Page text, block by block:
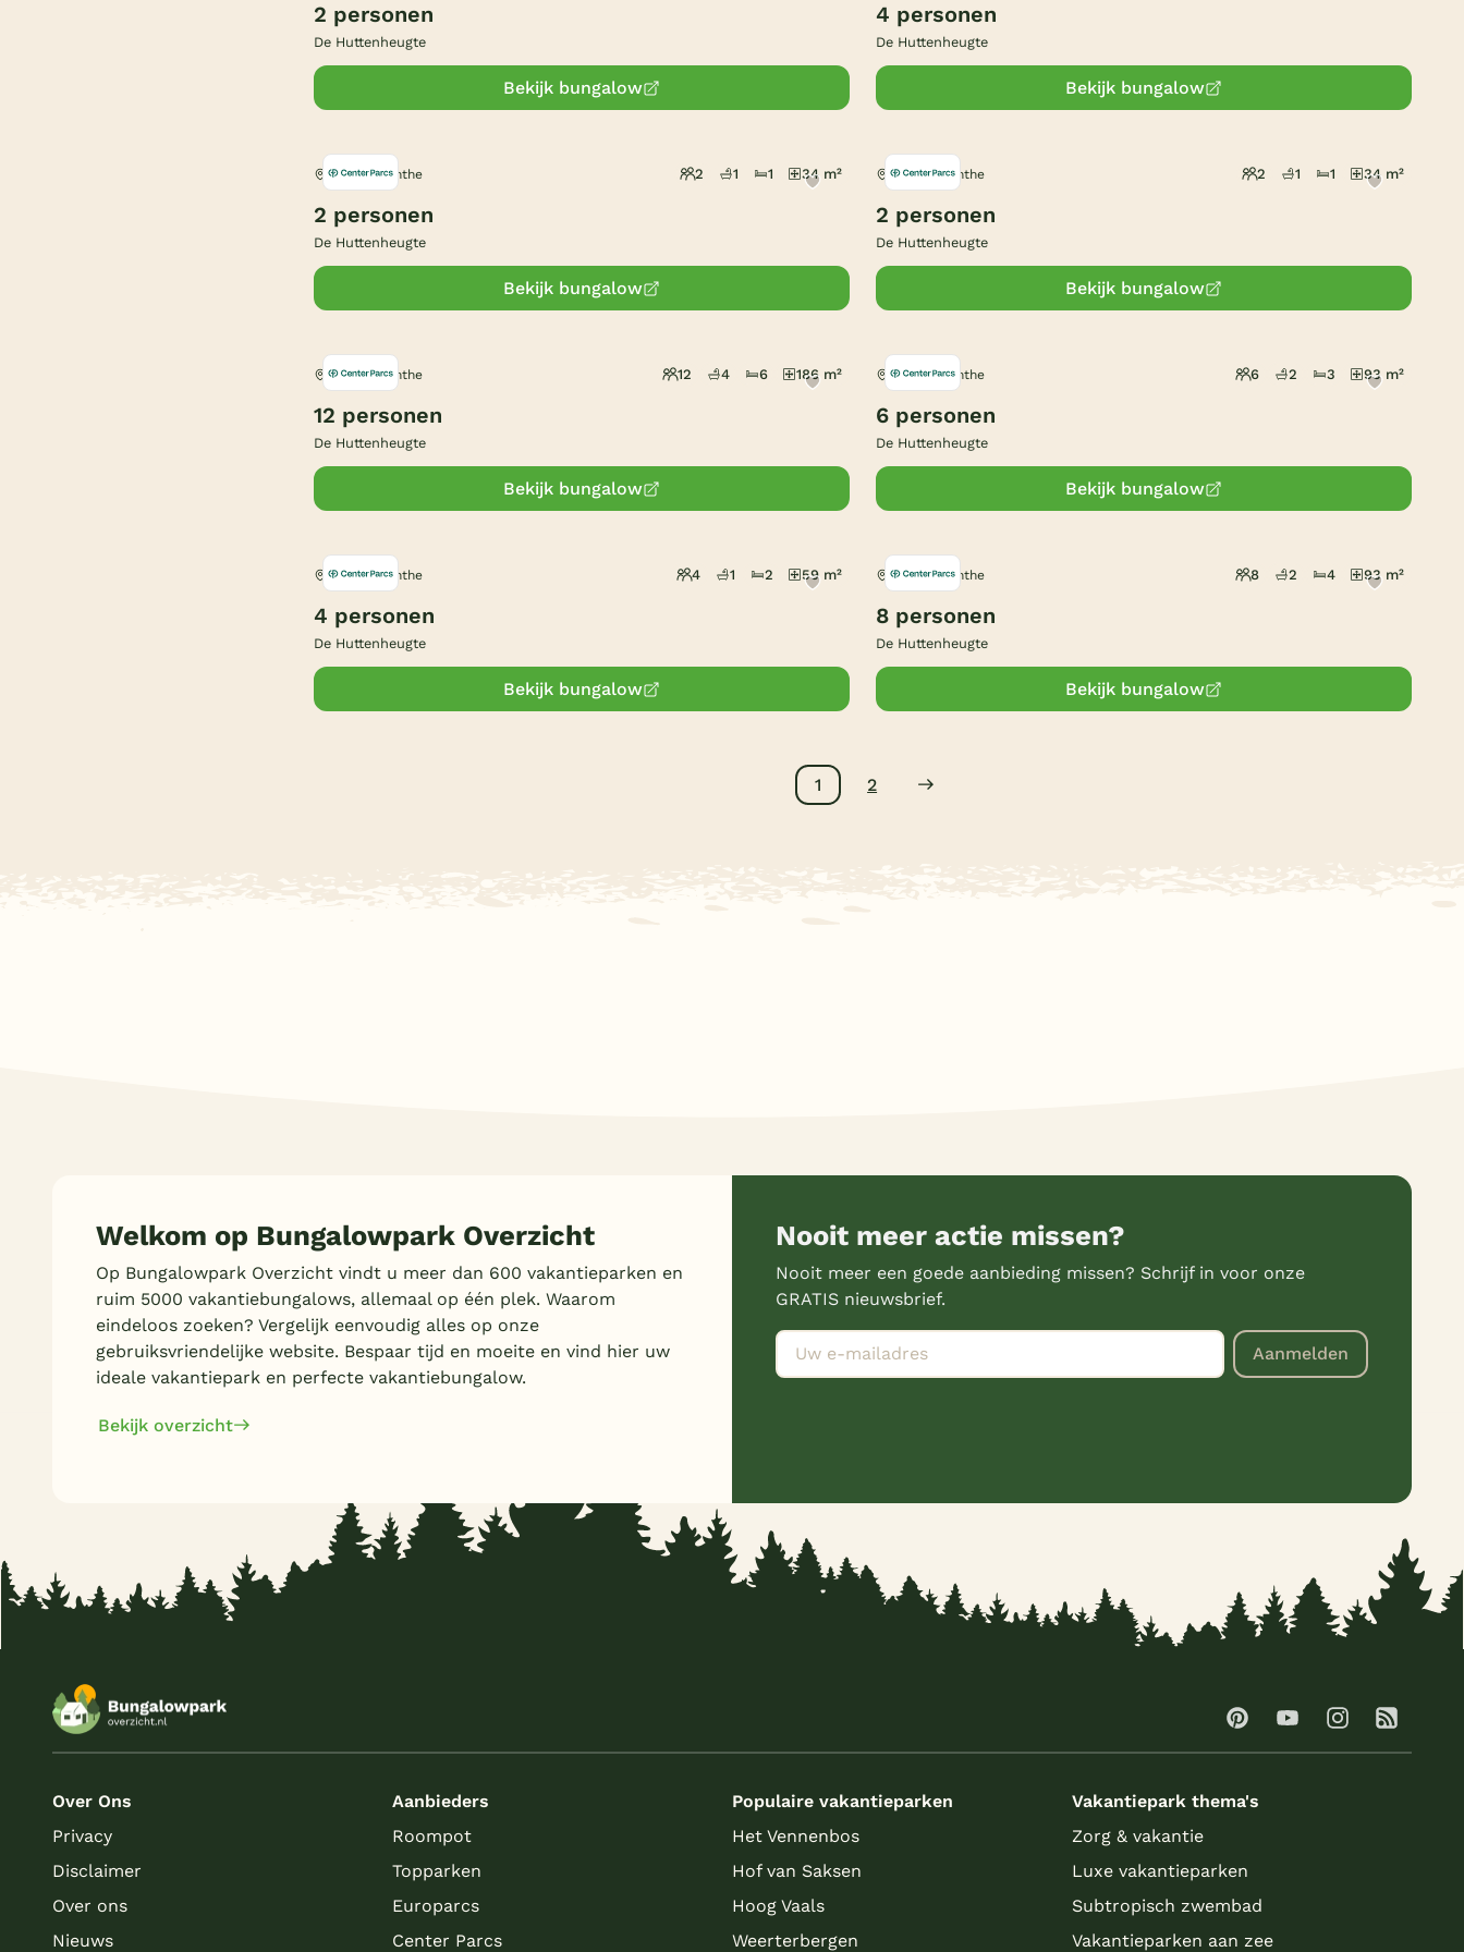
België
Blog
2 personen
De Huttenheugte
Bekijk bungalow
4 personen
De Huttenheugte
Bekijk bungalow
Dalen, Drenthe 2 1 1 34 m²
2 personen
De Huttenheugte
Bekijk bungalow
Dalen, Drenthe 2 1 1 34 m²
2 personen
De Huttenheugte
Bekijk bungalow
Dalen, Drenthe 12 4 6 186 m²
12 personen
De Huttenheugte
Bekijk bungalow
Dalen, Drenthe 6 2 3 93 m²
6 personen
De Huttenheugte
Bekijk bungalow
Dalen, Drenthe 4 1 2 59 m²
4 personen
De Huttenheugte
Bekijk bungalow
Dalen, Drenthe 8 2 4 93 m²
8 personen
De Huttenheugte
Bekijk bungalow
1 2
Welkom op Bungalowpark Overzicht
Op Bungalowpark Overzicht vindt u meer dan 600 vakantieparken en
ruim 5000 vakantiebungalows, allemaal op één plek. Waarom
eindeloos zoeken? Vergelijk eenvoudig alles op onze
gebruiksvriendelijke website. Bespaar tijd en moeite en vind hier uw
ideale vakantiepark en perfecte vakantiebungalow.
Bekijk overzicht
Nooit meer actie missen?
Nooit meer een goede aanbieding missen? Schrijf in voor onze
GRATIS nieuwsbrief.
Aanmelden
Over Ons
Privacy
Disclaimer
Over ons
Nieuws
Aanbieders
Roompot
Topparken
Europarcs
Center Parcs
Populaire vakantieparken
Het Vennenbos
Hof van Saksen
Hoog Vaals
Weerterbergen
Vakantiepark thema's
Zorg & vakantie
Luxe vakantieparken
Subtropisch zwembad
Vakantieparken aan zee